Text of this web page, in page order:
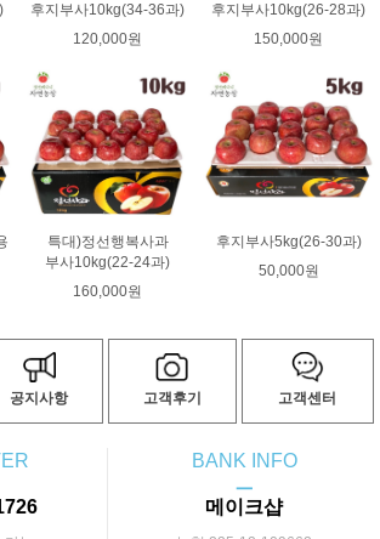
후지부사10kg(34-36과)
120,000원
후지부사10kg(26-28과)
150,000원
특대)정선행복사과
부사10kg(22-24과)
160,000원
후지부사5kg(26-30과)
50,000원
공지사항 고객후기 고객센터
BANK INFO
ㅡ
메이크샵